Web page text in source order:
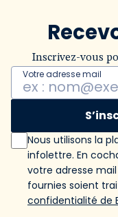
Inscrivez-vous
Votre adresse mail
Nous utilisons la
infolettre. En
votre adresse
fournies soient
confidentialité de